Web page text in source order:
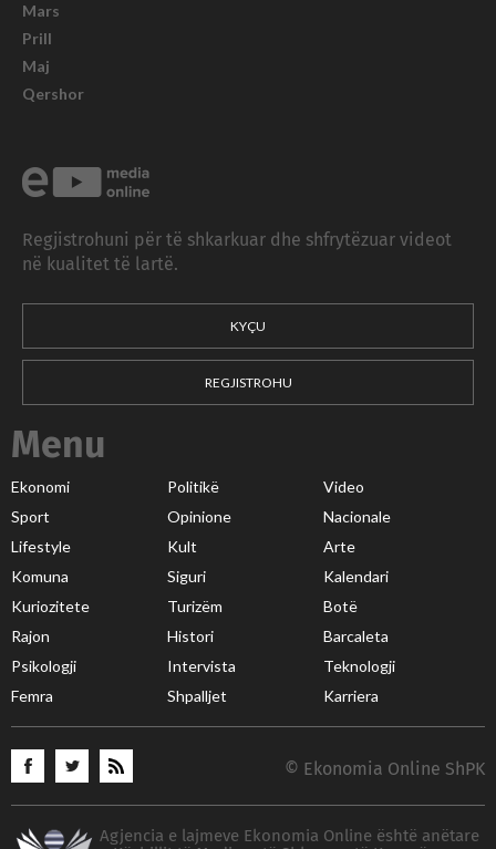
Mars
Prill
Maj
Qershor
Regjistrohuni për të shkarkuar dhe shfrytëzuar videot
në kualitet të lartë.
KYÇU
REGJISTROHU
Menu
Ekonomi Politikë
Video
Sport
Opinione
Nacionale
Lifestyle
Kult
Arte
Komuna
Siguri
Kalendari
Kuriozitete
Turizëm
Botë
Rajon
Histori
Barcaleta
Psikologji
Intervista
Teknologji
Femra
Shpalljet Karriera
© Ekonomia Online ShPK
Agjencia e lajmeve Ekonomia Online është anëtare